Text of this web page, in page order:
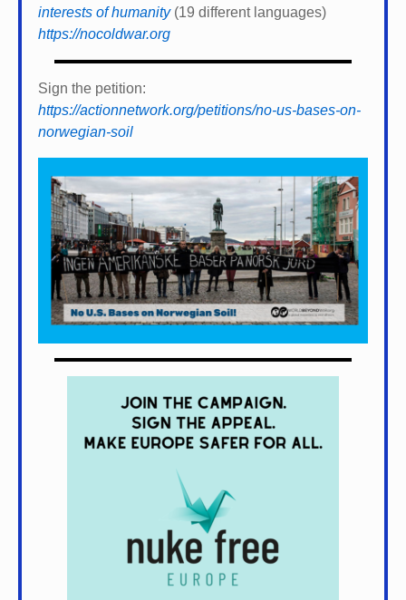
interests of humanity(19 different languages)
https://nocoldwar.org
Sign the petition:
https://actionnetwork.org/petitions/no-us-bases-on-
norwegian-soil